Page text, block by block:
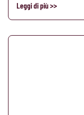
Leggi di più >>